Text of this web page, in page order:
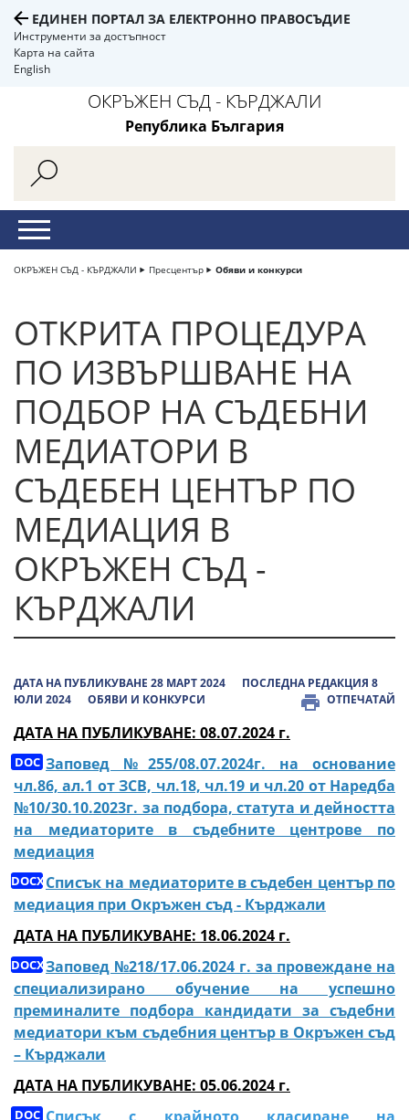
ЕДИНЕН ПОРТАЛ ЗА ЕЛЕКТРОННО ПРАВОСЪДИЕ
Инструменти за достъпност
Карта на сайта
English
ОКРЪЖЕН СЪД - КЪРДЖАЛИ
Република България
ОКРЪЖЕН СЪД - КЪРДЖАЛИ Пресцентър Обяви и конкурси
ОТКРИТА ПРОЦЕДУРА
ПО ИЗВЪРШВАНЕ НА
ПОДБОР НА СЪДЕБНИ
МЕДИАТОРИ В
СЪДЕБЕН ЦЕНТЪР ПО
МЕДИАЦИЯ В
ОКРЪЖЕН СЪД -
КЪРДЖАЛИ
ДАТА НА ПУБЛИКУВАНЕ 28 МАРТ 2024
ПОСЛЕДНА РЕДАКЦИЯ 8
ЮЛИ 2024
ОБЯВИ И КОНКУРСИ ОТПЕЧАТАЙ
ДАТА НА ПУБЛИКУВАНЕ: 08.07.2024 г.
Заповед №255/08.07.2024г. на основание
чл.86, ал.1 от ЗСВ, чл.18, чл.19 и чл.20 от Наредба
№10/30.10.2023г. за подбора, статута и дейността
на медиаторите в съдебните центрове по
медиация
Списък на медиаторите в съдебен център по
медиация при Окръжен съд - Кърджали
ДАТА НА ПУБЛИКУВАНЕ: 18.06.2024 г.
Заповед №218/17.06.2024 г. за провеждане на
специализирано обучение на успешно
преминалите подбора кандидати за съдебни
медиатори към съдебния център в Окръжен съд
– Кърджали
ДАТА НА ПУБЛИКУВАНЕ: 05.06.2024 г.